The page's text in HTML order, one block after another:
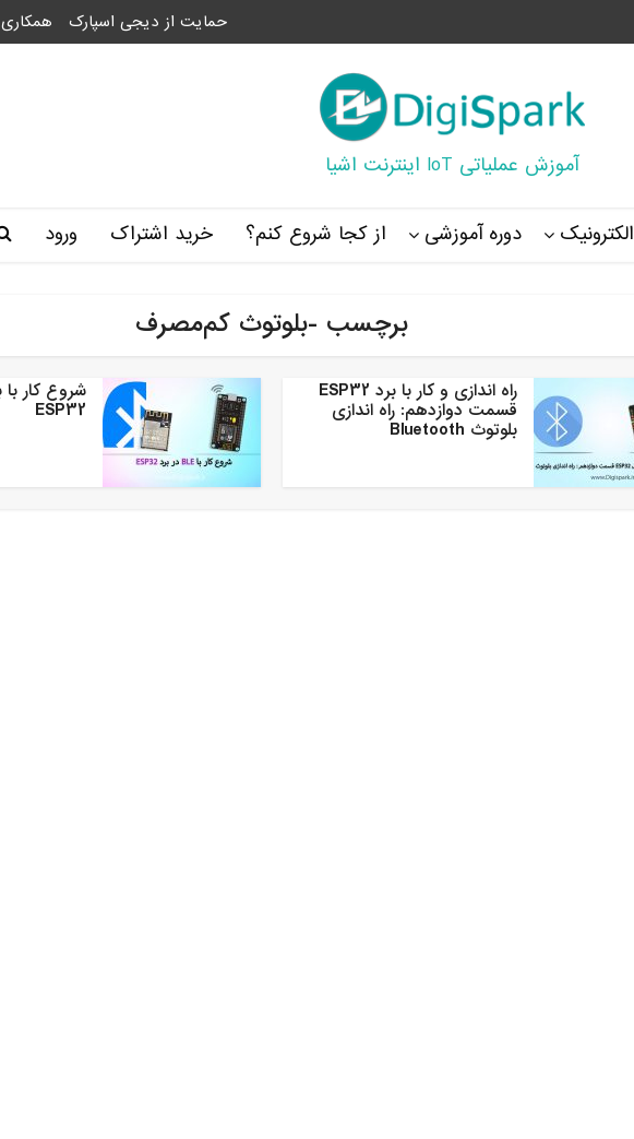
حمایت از دیجی اسپارک همکاری
آموزش عملیاتی IoT اینترنت اشیا
الکترونیک دوره آموزشی از کجا شروع کنم؟ خرید اشتراک ورود
برچسب -بلوتوث کم‌مصرف
راه اندازی و کار با برد ESP32
قسمت دوازدهم: راه اندازی
بلوتوث Bluetooth
ESP32